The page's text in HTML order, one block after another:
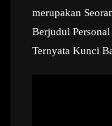
merupakan
Berjudul
Ternyata Kunci